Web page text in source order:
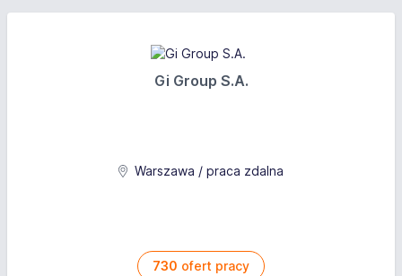
Gi Group S.A.
Warszawa / praca zdalna
730 ofert pracy